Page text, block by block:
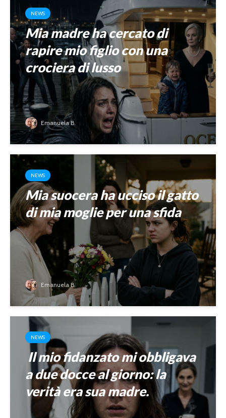
NEWS
Mia madre ha cercato di
rapire mio figlio con una
crociera di lusso
Emanuela B.
NEWS
Mia suocera ha ucciso il gatto
di mia moglie per una sfida
Emanuela B.
NEWS
Il mio fidanzato mi obbligava
a due docce al giorno: la
verità era sua madre.